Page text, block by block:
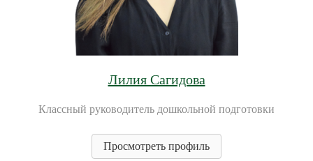
Лилия Сагидова
Классный руководитель дошкольной подготовки
Просмотреть профиль